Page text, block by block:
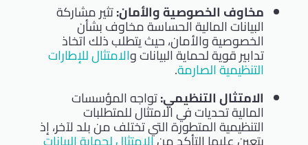
مخاوف الخصوصية والأمان:تثير مشاركة
البيانات المالية الحساسة مخاوف بشأن
الخصوصية والأمان، حيث يتطلب ذلك اتخاذ
تدابير قوية لحماية البيانات والامتثال للإطارات
التنظيمية الصارمة.
الامتثال التنظيمي:تواجه المؤسسات
المالية تحديات في الامتثال للمتطلبات
التنظيمية المتطورة التي تختلف من بلد لآخر، إذ